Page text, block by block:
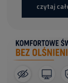
czytaj